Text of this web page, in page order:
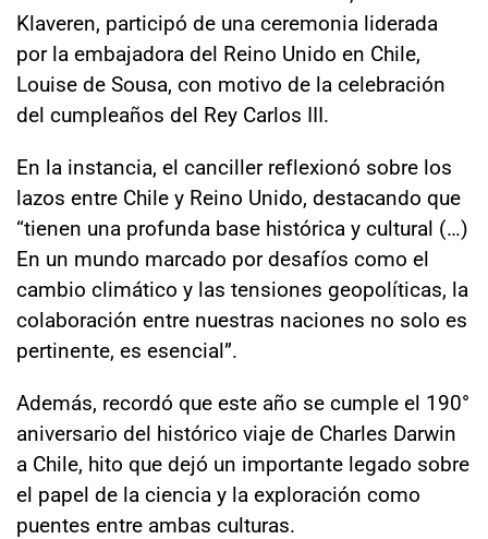
Klaveren, participó de una ceremonia liderada
por la embajadora del Reino Unido en Chile,
Louise de Sousa, con motivo de la celebración
del cumpleaños del Rey Carlos III.
En la instancia, el canciller reflexionó sobre los
lazos entre Chile y Reino Unido, destacando que
“tienen una profunda base histórica y cultural (…)
En un mundo marcado por desafíos como el
cambio climático y las tensiones geopolíticas, la
colaboración entre nuestras naciones no solo es
pertinente, es esencial”.
Además, recordó que este año se cumple el 190°
aniversario del histórico viaje de Charles Darwin
a Chile, hito que dejó un importante legado sobre
el papel de la ciencia y la exploración como
puentes entre ambas culturas.